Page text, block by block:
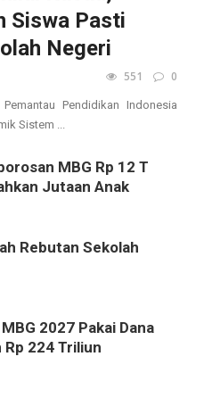
Siswa Pasti
Negeri
551 0
Pendidikan Indonesia
Sistem ...
MBG Rp 12 T
Jutaan Anak
Rebutan Sekolah
2027 Pakai Dana
Rp 224 Triliun